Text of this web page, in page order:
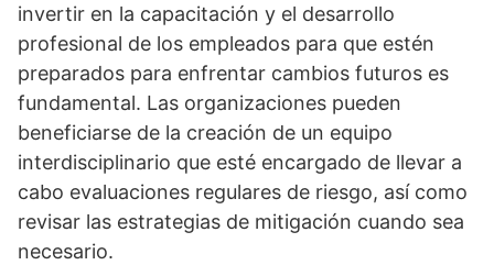
invertir en la capacitación y el desarrollo
profesional de los empleados para que estén
preparados para enfrentar cambios futuros es
fundamental. Las organizaciones pueden
beneficiarse de la creación de un equipo
interdisciplinario que esté encargado de llevar a
cabo evaluaciones regulares de riesgo, así­ como
revisar las estrategias de mitigación cuando sea
necesario.